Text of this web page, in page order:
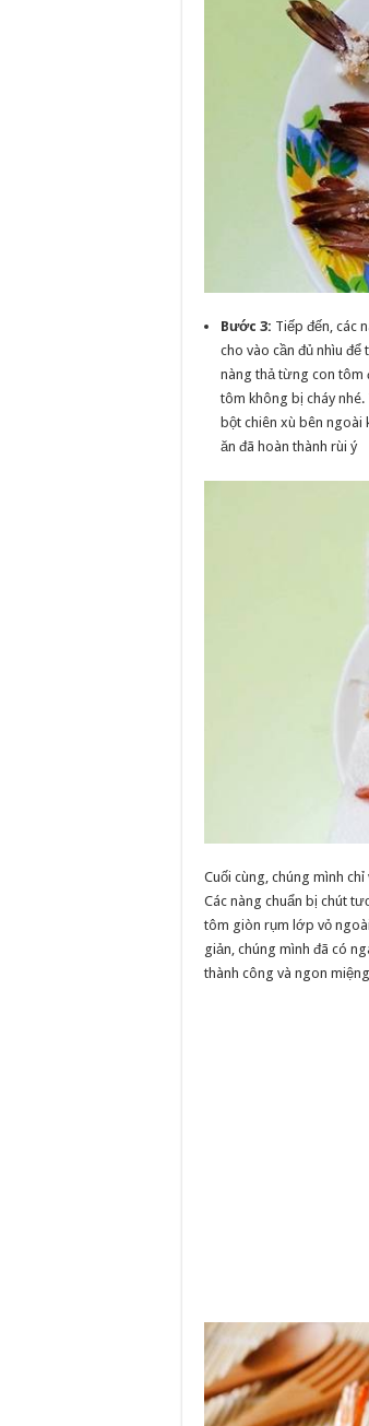
Bước 3: Tiếp đến, các
cho vào cần đủ nhìu
nàng thả từng con tôm
tôm không bị cháy
bột chiên xù bên ngoài
ăn đã hoàn thành rùi ý
Cuối cùng, chúng mình
Các nàng chuẩn bị chút
tôm giòn rụm lớp vỏ
giản, chúng mình đã có
thành công và ngon